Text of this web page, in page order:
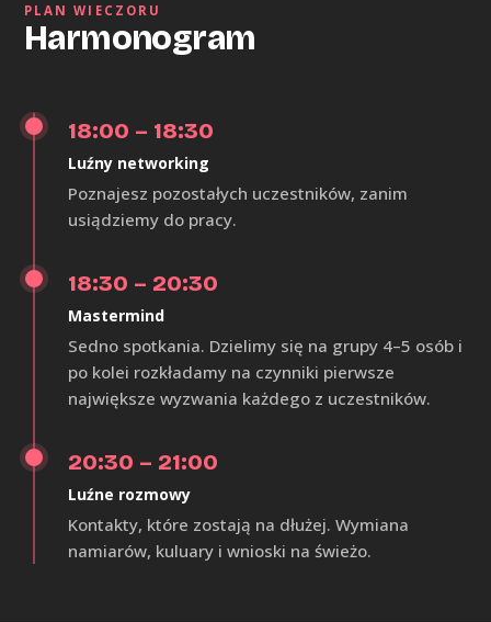
PLAN WIECZORU
Harmonogram
18:00 – 18:30
Luźny networking
Poznajesz pozostałych uczestników, zanim
usiądziemy do pracy.
18:30 – 20:30
Mastermind
Sedno spotkania. Dzielimy się na grupy 4–5 osób i
po kolei rozkładamy na czynniki pierwsze
największe wyzwania każdego z uczestników.
20:30 – 21:00
Luźne rozmowy
Kontakty, które zostają na dłużej. Wymiana
namiarów, kuluary i wnioski na świeżo.